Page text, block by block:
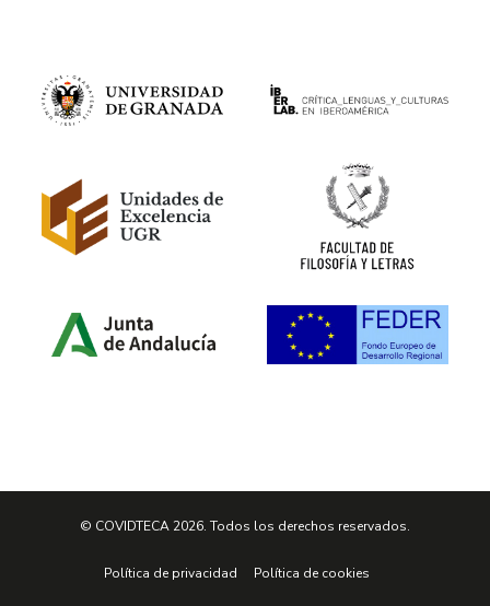
© COVIDTECA 2026. Todos los derechos reservados.
Política de privacidad Política de cookies